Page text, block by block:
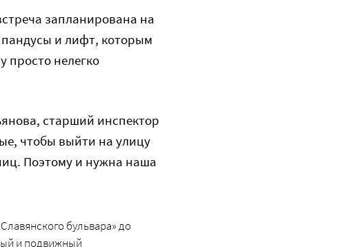
запланирована на
пандусы и лифт, которым
просто нелегко
старший инспектор
чтобы выйти на улицу
Поэтому и нужна наша
бульвара» до
и подвижный